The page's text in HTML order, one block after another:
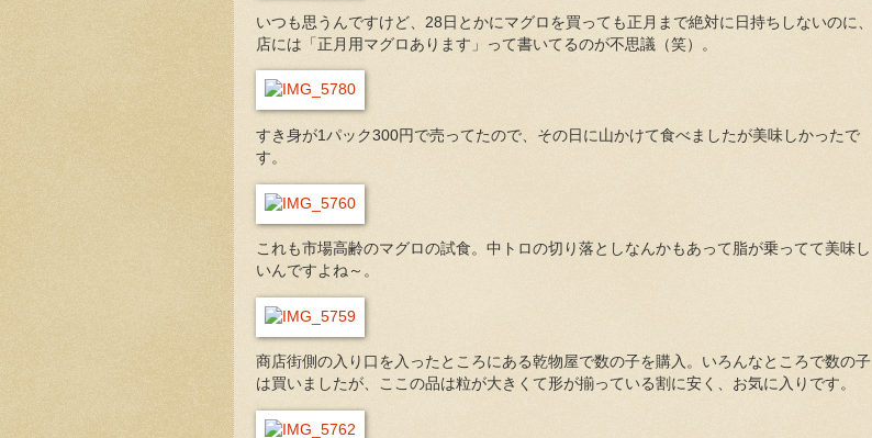
いつも思うんですけど、28日とかにマグロを買っても正月まで絶対に日持ちしないのに、
店には「正月用マグロあります」って書いてるのが不思議（笑）。
すき身が1パック300円で売ってたので、その日に山かけて食べましたが美味しかったで
す。
これも市場高齢のマグロの試食。中トロの切り落としなんかもあって脂が乗ってて美味し
いんですよね～。
商店街側の入り口を入ったところにある乾物屋で数の子を購入。いろんなところで数の子
は買いましたが、ここの品は粒が大きくて形が揃っている割に安く、お気に入りです。